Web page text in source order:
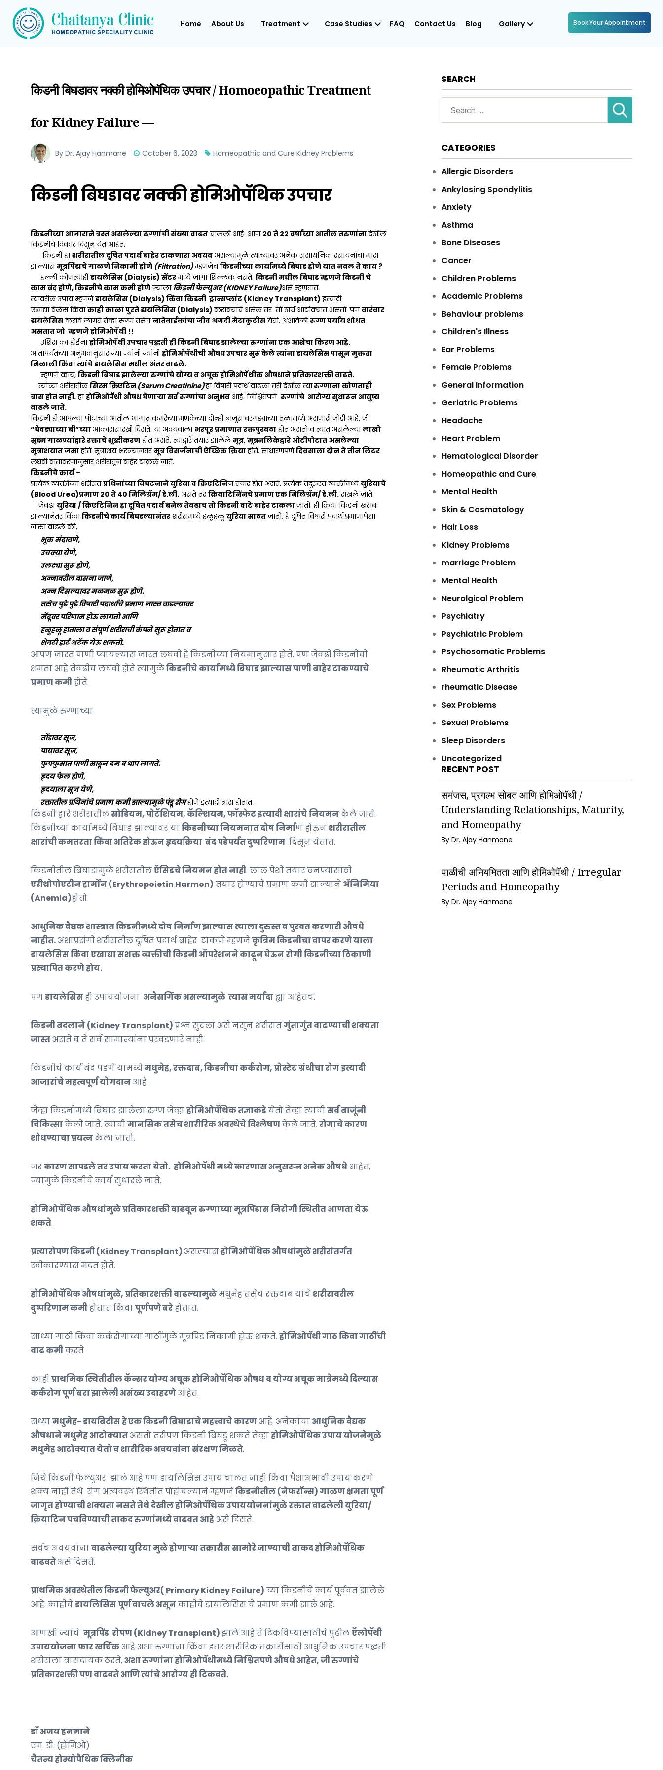
Home About Us Treatment Case Studies FAQ Contact Us Blog Gallery Book Your Appointment
किडनी बिघडावर नक्की होमिओपॅथिक उपचार / Homoeopathic Treatment
for Kidney Failure —
By Dr. Ajay Hanmane October 6, 2023 Homeopathic and Cure Kidney Problems
किडनी बिघडावर नक्की होमिओपॅथिक उपचार
किडनीच्या आजाराने त्रस्त असलेल्या रुग्णांची संख्या वाढत चालली आहे. आज 20 ते 22 वर्षांच्या आतील तरुणांनादेखील
किडनीचे विकार दिसून येत आहेत.
किडनी हाशरीरातील दूषित पदार्थ बाहेर टाकणारा अवयव असल्यामुळे त्याच्यावर अनेक रासायनिक रसायनांचा मारा
झाल्यासमूत्रपिंडाचे गाळणे निकामी होणे (Filtration)म्हणजेचकिडनीच्या कार्यामध्ये बिघाड होणे यात नवल ते काय ?
हल्ली कोणत्याहीडायलेसिस (Dialysis) सेंटरमध्ये जागा शिल्लक नसते. किडनी मधील बिघाड म्हणजे किडनी चे
काम बंद होणे, किडनीचे काम कमी होणेज्याला किडनी फेल्युअर (KIDNEY Failure)असे म्हणतात.
त्यावरील उपाय म्हणजेडायलेसिस (Dialysis) किंवा किडनी ट्रान्सप्लांट (Kidney Transplant) इत्यादी.
एखाद्या वेळेस किंवाकाही काळा पुरते डायलिसिस (Dialysis)करावयाचे असेल तर तो खर्च आटोक्यात असतो. पणवारंवार
डायलेसिसकरावे लागते तेव्हा रुग्ण तसेचनातेवाईकांचा जीव अगदी मेटाकुटीस येतो. अशावेळीरुग्ण पर्याय शोधत
असतात जो म्हणजे होमिओपॅथी !!
उशिरा का होईनाहोमिओपॅथी उपचार पद्धती ही किडनी बिघाड झालेल्या रुग्णांना एक आशेचा किरण आहे.
आतापर्यंतच्या अनुभवानुसार ज्या ज्यांनी ज्यांनीहोमिओपॅथीची औषध उपचार सुरू केले त्यांना डायलेसिस पासून मुक्तता
मिळाली किंवा त्यांचे डायलेसिस मधील अंतर वाढले.
म्हणजे काय, किडनी बिघाड झालेल्या रुग्णांचे योग्य व अचूक होमिओपॅथीक औषधाने प्रतिकारशक्ती वाढते.
त्यांच्या शरीरातीलसिरम क्रिएटिन(Serum Creatinine)हा विषारी पदार्थ वाढला तरी देखील त्यारुग्णांना कोणताही
त्रास होत नाही.हाहोमिओपॅथी औषध घेणाऱ्या सर्व रुग्णांचा अनुभव आहे. निश्चितपणे रुग्णांचे आरोग्य सुधारून आयुष्य
वाढले जाते.
किडनी ही आपल्या पोटाच्या आतील भागात कमरेच्या मणकेच्या दोन्ही बाजूस बरगड्यांच्या तळामध्ये असणारी जोडी आहे, जी
“घेवड्याच्या बी”च्या आकारासारखी दिसते. या अवयवाला भरपूर प्रमाणात रक्तपुरवठाहोत असतो व त्यात असलेल्यालाखो
सूक्ष्म गाळण्यांद्वारे रक्ताचे शुद्धीकरणहोत असते. त्याद्वारे तयार झालेलेमूत्र, मूत्रनलिकेद्वारे ओटीपोटात असलेल्या
मूत्राशयात जमाहोते. मूत्राशय भरल्यानंतरमूत्र विसर्जनाची ऐच्छिक क्रियाहोते. साधारणपणेदिवसाला दोन ते तीन लिटर
लघवी वातावरणानुसार शरीरातून बाहेर टाकले जाते.
किडनीचे कार्य–
प्रत्येक व्यक्तीच्या शरीरातप्रथिनांच्या विघटनाने युरिया व क्रिएटिनिन तयार होत असते. प्रत्येक तंदुरुस्त व्यक्तीमध्येयुरियाचे
(Blood Urea)प्रमाण 20 ते 40 मिलिग्रॅम/ डे.ली. असते तरक्रियाटिनिंनचे प्रमाण एक मिलिग्रॅम/ डे.ली.राखले जाते.
जेवढायुरिया / क्रिएटिनिन हा दूषित पदार्थ बनेल तेवढाच तो किडनी वाटे बाहेर टाकलाजातो. ही क्रिया किडनी खराब
झाल्यानंतर किंवाकिडनीचे कार्य बिघडल्यानंतर शरीरामध्ये हळूहळूयुरिया साठतजातो. हे दूषित विषारी पदार्थ प्रमाणापेक्षा
जास्त वाढले की,
भूक मंदावणे,
उचक्या येणे,
उलट्या सुरू होणे,
अन्नावरील वासना जाणे,
अन्न दिसल्यावर मळमळ सुरू होणे.
तसेच पुढे पुढे विषारी पदार्थांचे प्रमाण जास्त वाढल्यावर
मेंदूवर परिणाम होऊ लागतो आणि
हळूहळू हाताला व संपूर्ण शरीराची कंपने सुरू होतात व
शेवटी हार्ट अटॅक येऊ शकतो.
आपण जास्त पाणी प्यायल्यास जास्त लघवी हे किडनीच्या नियमानुसार होते. पण जेवढी किडनीची
क्षमता आहे तेवढीच लघवी होते त्यामुळेकिडनीचे कार्यामध्ये बिघाड झाल्यास पाणी बाहेर टाकण्याचे
प्रमाण कमीहोते.
त्यामुळे रुग्णाच्या
तोंडावर सूज,
पायावर सूज,
फुफ्फुसात पाणी साठून दम व धाप लागते.
हृदय फेल होणे,
हृदयाला सूज येणे,
रक्तातीलप्रथिनांचे प्रमाण कमी झाल्यामुळे पंडू रोगहोणे इत्यादी त्रास होतात.
किडनी द्वारे शरीरातीलसोडियम, पोटॅशियम, कॅल्शियम, फॉस्फेट इत्यादी क्षारांचे नियमनकेले जाते.
किडनीच्या कार्यामध्ये बिघाड झाल्यावर याकिडनीच्या नियमनात दोष निर्माण होऊन शरीरातील
क्षारांची कमतरता किंवा अतिरेक होऊन हृदयक्रिया बंद पडेपर्यंत दुष्परिणाम दिसून येतात.
किडनीतील बिघाडामुळे शरीरातीलऍसिडचे नियमन होत नाही. लाल पेशी तयार बनण्यासाठी
एरीथ्रोपोएटीन हार्मोन (Erythropoietin Harmon) तयार होण्याचे प्रमाण कमी झाल्याने ॲनिमिया
(Anemia)होतो.
आधुनिक वैद्यक शास्त्रात किडनीमध्ये दोष निर्माण झाल्यास त्याला दुरुस्त व पुरवत करणारी औषधे
नाहीत.अशाप्रसंगी शरीरातील दूषित पदार्थ बाहेर टाकणे म्हणजेकृत्रिम किडनीचा वापर करणे याला
डायलेसिस किंवा एखाद्या सशक्त व्यक्तीची किडनी ऑपरेशनने काढून घेऊन रोगी किडनीच्या ठिकाणी
प्रस्थापित करणे होय.
पणडायलेसिसही उपाययोजना अनैसर्गिक असल्यामुळे त्यास मर्यादाह्या आहेतच.
किडनी बदलाने (Kidney Transplant)प्रश्न सुटला असे नसून शरीरातगुंतागुंत वाढण्याची शक्यता
जास्तअसते व ते सर्व सामान्यांना परवडणारे नाही.
किडनीचे कार्य बंद पडणे यामध्येमधुमेह, रक्तदाब, किडनीचा कर्करोग, प्रोस्टेट ग्रंथीचा रोग इत्यादी
आजारांचे महत्वपूर्ण योगदान आहे.
जेव्हा किडनीमध्ये बिघाड झालेला रुग्ण जेव्हाहोमिओपॅथिक तज्ञाकडेयेतो तेव्हा त्याचीसर्व बाजूंनी
चिकित्साकेली जाते. त्याचीमानसिक तसेच शारीरिक अवस्थेचे विश्लेषणकेले जाते. रोगाचे कारण
शोधण्याचा प्रयत्नकेला जातो.
जरकारण सापडले तर उपाय करता येतो. होमिओपॅथी मध्ये कारणास अनुसरून अनेक औषधे आहेत,
ज्यामुळे किडनीचे कार्य सुधारले जाते.
होमिओपॅथिक औषधांमुळे प्रतिकारशक्ती वाढवून रुग्णाच्या मूत्रपिंडास निरोगी स्थितीत आणता येऊ
शकते.
प्रत्यारोपण किडनी (Kidney Transplant)असल्यासहोमिओपॅथिक औषधांमुळे शरीरांतर्गत
स्वीकारण्यास मदत होते.
होमिओपॅथिक औषधांमुळे, प्रतिकारशक्ती वाढल्यामुळेमधुमेह तसेच रक्तदाब यांचे शरीरावरील
दुष्परिणाम कमीहोतात किंवापूर्णपणे बरेहोतात.
साध्या गाठी किंवा कर्करोगाच्या गाठींमुळे मूत्रपिंड निकामी होऊ शकते. होमिओपॅथी गाठ किंवा गाठींची
वाढ कमीकरते
काहीप्राथमिक स्थितीतील कॅन्सर योग्य अचूक होमिओपॅथिक औषध व योग्य अचूक मात्रेमध्ये दिल्यास
कर्करोग पूर्ण बरा झालेली असंख्य उदाहरणे आहेत.
सध्यामधुमेह- डायबिटीस हे एक किडनी बिघाडाचे महत्त्वाचे कारण आहे. अनेकांचा आधुनिक वैद्यक
औषधाने मधुमेह आटोक्यातअसतो तरीपण किडनी बिघडू शकते तेव्हाहोमिओपॅथिक उपाय योजनेमुळे
मधुमेह आटोक्यात येतो व शारीरिक अवयवांना संरक्षण मिळते.
जिथे किडनी फेल्युअर झाले आहे पण डायलिसिस उपाय चालत नाही किंवा पैशाअभावी उपाय करणे
शक्य नाही तेथे रोग अत्यवस्थ स्थितीत पोहोचल्याने म्हणजेकिडनीतील (नेफरॉन्स) गाळण क्षमता पूर्ण
जागृत होण्याची शक्यता नसते तेथे देखील होमिओपॅथिक उपाययोजनांमुळे रक्तात वाढलेली युरिया/
क्रियाटिन पचविण्याची ताकद रुग्णांमध्ये वाढवत आहेअसे दिसते.
सर्वच अवयवांनावाढलेल्या युरिया मुळे होणाऱ्या तक्रारीस सामोरे जाण्याची ताकद होमिओपॅथिक
वाढवतेअसे दिसते.
प्राथमिक अवस्थेतील किडनी फेल्युअर( Primary Kidney Failure) च्या किडनीचे कार्य पूर्ववत झालेले
आहे. काहींचेडायलिसिस पूर्ण वाचले असूनकाहींचे डायलिसिस चे प्रमाण कमी झाले आहे.
आणखी ज्यांचे मूत्रपिंड रोपण (Kidney Transplant)झाले आहे ते टिकविण्यासाठीचे पुढीलऍलोपॅथी
उपाययोजना फार खर्चिक आहे अशा रुग्णांना किंवा इतर शारीरिक तक्रारींसाठी आधुनिक उपचार पद्धती
शरीराला त्रासदायक ठरते,अशा रुग्णांना होमिओपॅथीमध्ये निश्चितपणे औषधे आहेत, जी रुग्णांचे
प्रतिकारशक्ती पण वाढवते आणि त्यांचे आरोग्य ही टिकवते.
डॉ अजय हनमाने
एम. डी. (होमिओ)
चैतन्य होम्योपैथिक क्लिनीक
SEARCH
for:
CATEGORIES
Allergic Disorders
Ankylosing Spondylitis
Anxiety
Asthma
Bone Diseases
Cancer
Children Problems
Academic Problems
Behaviour problems
Children's Illness
Ear Problems
Female Problems
General Information
Geriatric Problems
Headache
Heart Problem
Hematological Disorder
Homeopathic and Cure
Mental Health
Skin & Cosmatology
Hair Loss
Kidney Problems
marriage Problem
Mental Health
Neurolgical Problem
Psychiatry
Psychiatric Problem
Psychosomatic Problems
Rheumatic Arthritis
rheumatic Disease
Sex Problems
Sexual Problems
Sleep Disorders
Uncategorized
RECENT POST
समंजस, प्रगल्भ सोबत आणि होमिओपॅथी /
Understanding Relationships, Maturity,
and Homeopathy
By Dr. Ajay Hanmane
पाळीची अनियमितता आणि होमिओपॅथी / Irregular
Periods and Homeopathy
By Dr. Ajay Hanmane